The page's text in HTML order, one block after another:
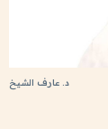
د. عارف الشيخ